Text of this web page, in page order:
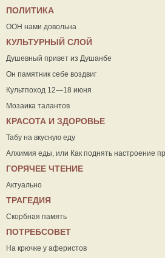
ПОЛИТИКА
ООН нами довольна
КУЛЬТУРНЫЙ СЛОЙ
Душевный привет из Душанбе
Он памятник себе воздвиг
Культпоход 12—18 июня
Мозаика талантов
КРАСОТА И ЗДОРОВЬЕ
Табу на вкусную еду
Алхимия еды, или Как поднять настроение
ГОРЯЧЕЕ ЧТЕНИЕ
Актуально
ТРАГЕДИЯ
Скорбная память
ПОТРЕБСОВЕТ
На крючке у аферистов